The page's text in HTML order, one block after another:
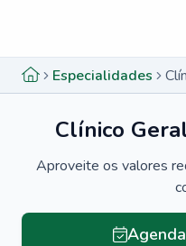
Especialidades
Clínico
Aproveite os valores